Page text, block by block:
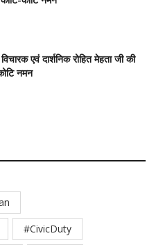
एवं दार्शनिक रोहित मेहता जी की
नमन
#CivicDuty